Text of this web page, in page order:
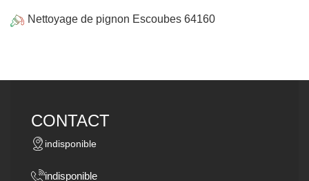
Nettoyage de pignon Escoubes 64160
CONTACT
indisponible
indisponible